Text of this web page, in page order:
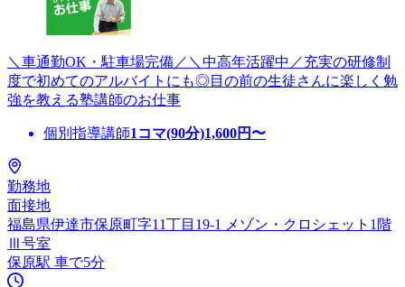
＼車通勤OK・駐車場完備／＼中高年活躍中／充実の研修制
度で初めてのアルバイトにも◎目の前の生徒さんに楽しく勉
強を教える塾講師のお仕事
個別指導講師1コマ(90分)1,600円〜
勤務地
面接地
福島県伊達市保原町字11丁目19-1 メゾン・クロシェット1階
Ⅲ号室
保原駅 車で5分